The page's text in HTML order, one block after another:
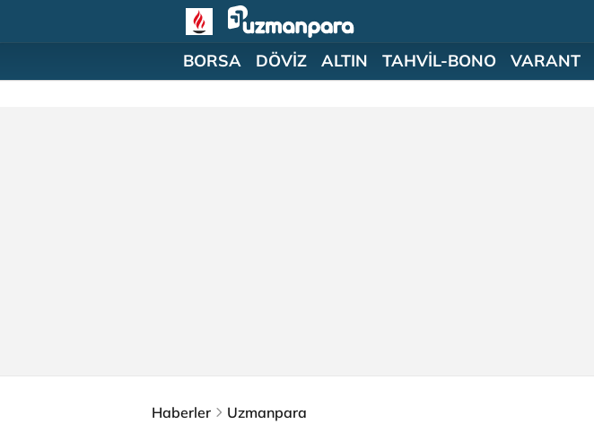
BORSA DÖVİZ ALTIN TAHVİL-BONO VARANT
Haberler Uzmanpara